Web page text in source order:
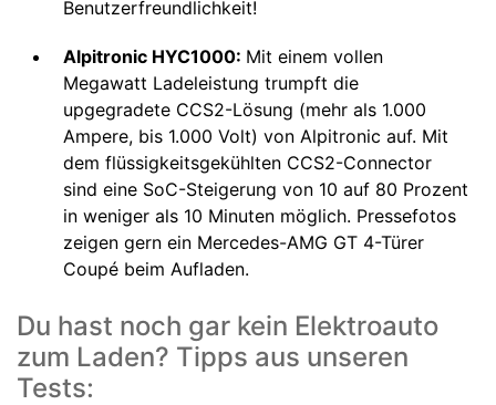
Benutzerfreundlichkeit!
Alpitronic HYC1000: Mit einem vollen
Megawatt Ladeleistung trumpft die
upgegradete CCS2-Lösung (mehr als 1.000
Ampere, bis 1.000 Volt) von Alpitronic auf. Mit
dem flüssigkeitsgekühlten CCS2-Connector
sind eine SoC-Steigerung von 10 auf 80 Prozent
in weniger als 10 Minuten möglich. Pressefotos
zeigen gern ein Mercedes-AMG GT 4-Türer
Coupé beim Aufladen.
Du hast noch gar kein Elektroauto
zum Laden? Tipps aus unseren
Tests: